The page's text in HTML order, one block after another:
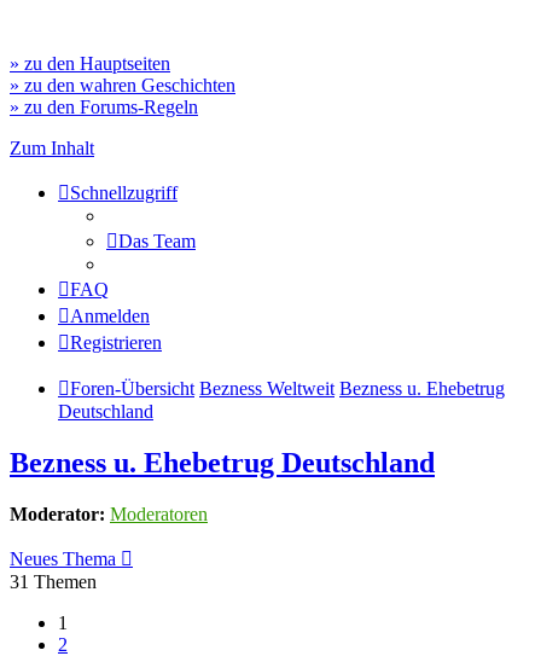
» zu den Hauptseiten
» zu den wahren Geschichten
» zu den Forums-Regeln
Zum Inhalt
Schnellzugriff
Das Team
FAQ
Anmelden
Registrieren
Foren-Übersicht Bezness Weltweit Bezness u. Ehebetrug
Deutschland
Bezness u. Ehebetrug Deutschland
Moderator: Moderatoren
Neues Thema
31 Themen
1
2